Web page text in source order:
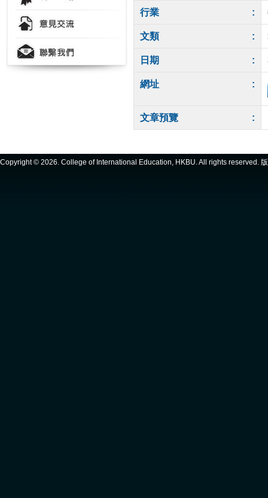
行業 :
文類 :
日期 :
網址 :
文章預覽 :
Copyright © 2026. College of International Education, HKBU. All rights reserved.